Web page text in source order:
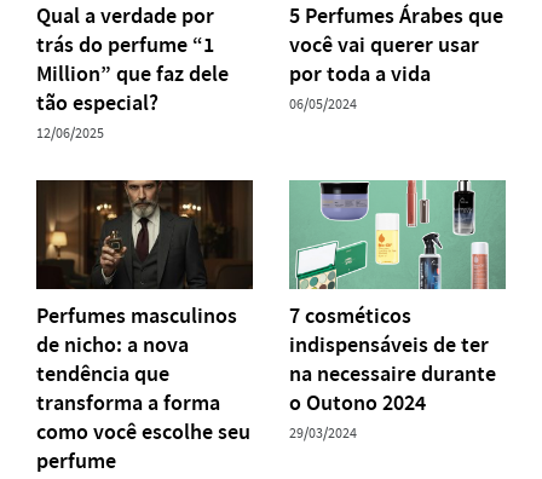
Qual a verdade por
trás do perfume “1
Million” que faz dele
tão especial?
12/06/2025
5 Perfumes Árabes que
você vai querer usar
por toda a vida
06/05/2024
Perfumes masculinos
de nicho: a nova
tendência que
transforma a forma
como você escolhe seu
perfume
7 cosméticos
indispensáveis de ter
na necessaire durante
o Outono 2024
29/03/2024